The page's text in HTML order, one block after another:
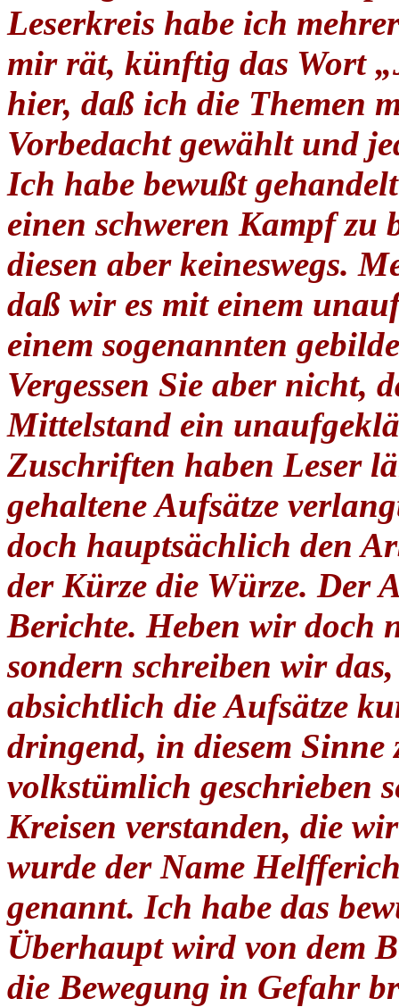
Leserkreis habe ich
mir rät, künftig das Wort
hier, daß ich die Themen
Vorbedacht gewählt und
Ich habe bewußt
einen schweren Kampf zu
diesen aber keineswegs.
daß wir es mit einem
einem sogenannten
Vergessen Sie aber nicht,
Mittelstand ein
Zuschriften haben Leser
gehaltene Aufsätze
doch hauptsächlich den
der Kürze die Würze. Der
Berichte. Heben wir doch
sondern schreiben wir
absichtlich die Aufsätze
dringend, in diesem
volkstümlich geschrieben
Kreisen verstanden, die
wurde der Name
genannt. Ich habe das
Überhaupt wird von dem
die Bewegung in Gefahr